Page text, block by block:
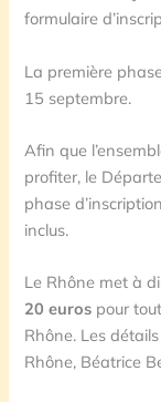
formulaire
La première
15 septembre.
Afin que
profiter, le
phase
inclus.
Le Rhône met à
20 euros pour
Rhône. Les
Rhône, Béatrice